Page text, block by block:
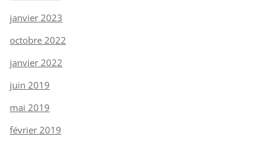
janvier 2023
octobre 2022
janvier 2022
juin 2019
mai 2019
février 2019